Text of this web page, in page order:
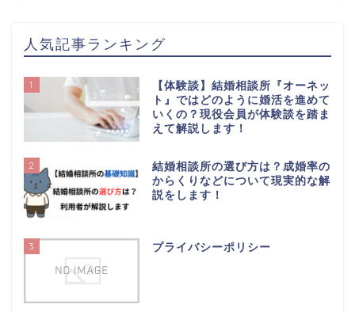
人気記事ランキング
1
【体験談】結婚相談所『オーネッ
ト』ではどのように婚活を進めて
いくの？現役会員が体験談を踏ま
えて解説します！
2
結婚相談所の選び方は？成婚率の
からくりなどについて現実的な解
説をします！
3 プライバシーポリシー
【はじめての方へ】この
ブログについて
ートガイド｜最初にやる